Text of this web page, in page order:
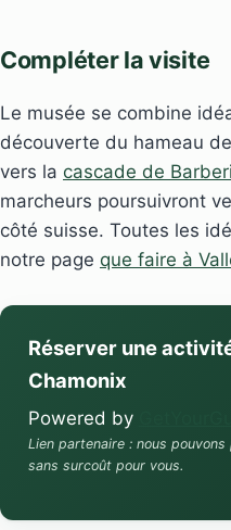
Compléter la visite
Le musée se combine
découverte du hameau de
vers la cascade de
marcheurs poursuivront
côté suisse. Toutes les
notre page que faire à
Réserver une
Chamonix
Powered by
Lien partenaire : nous
sans surcoût pour vous.